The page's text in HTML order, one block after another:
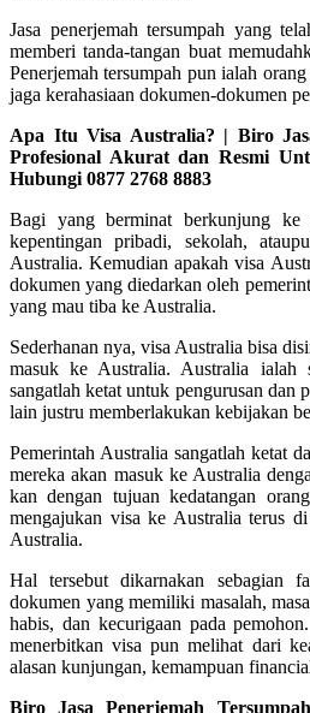
Jasa penerjemah tersumpah yang
memberi tanda-tangan buat
Penerjemah tersumpah pun ialah
jaga kerahasiaan dokumen-dokumen
Apa Itu Visa Australia? | Biro
Profesional Akurat dan Resmi
Hubungi 0877 2768 8883
Bagi yang berminat berkunjung ke
kepentingan pribadi, sekolah,
Australia. Kemudian apakah visa
dokumen yang diedarkan oleh
yang mau tiba ke Australia.
Sederhanan nya, visa Australia bisa
masuk ke Australia. Australia ialah
sangatlah ketat untuk pengurusan dan
lain justru memberlakukan kebijakan
Pemerintah Australia sangatlah ketat
mereka akan masuk ke Australia
kan dengan tujuan kedatangan
mengajukan visa ke Australia terus
Australia.
Hal tersebut dikarnakan sebagian
dokumen yang memiliki masalah,
habis, dan kecurigaan pada
menerbitkan visa pun melihat dari
alasan kunjungan, kemampuan
Biro Jasa Penerjemah